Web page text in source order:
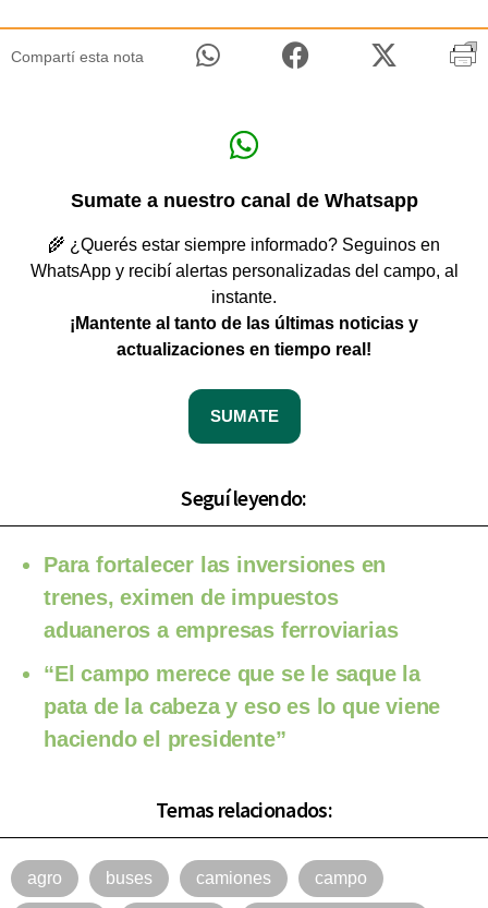
Compartí esta nota
Sumate a nuestro canal de Whatsapp
🌾 ¿Querés estar siempre informado? Seguinos en
WhatsApp y recibí alertas personalizadas del campo, al
instante.
¡Mantente al tanto de las últimas noticias y
actualizaciones en tiempo real!
SUMATE
Seguí leyendo:
Para fortalecer las inversiones en
trenes, eximen de impuestos
aduaneros a empresas ferroviarias
“El campo merece que se le saque la
pata de la cabeza y eso es lo que viene
haciendo el presidente”
Temas relacionados:
agro buses camiones campo